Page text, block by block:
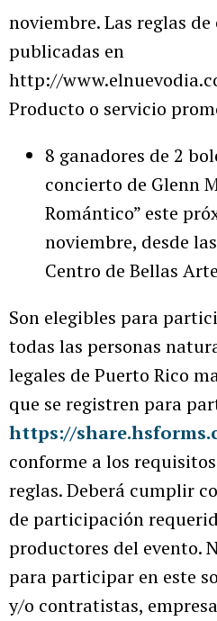
noviembre. Las reglas
publicadas en
http://
Producto o servicio
8 ganadores de 2
concierto de Glenn
Romántico” este
noviembre, desde
Centro de Bellas
Son elegibles para
todas las personas
legales de Puerto Rico
que se registren para
https://
conforme a los
reglas. Deberá cumplir
de participación
productores del evento.
para participar en este
y/o contratistas,